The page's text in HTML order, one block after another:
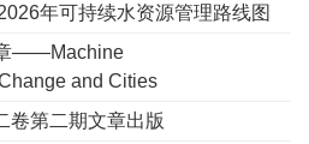
年可持续水资源管理路线图
——Machine
and Cities
卷第二期文章出版